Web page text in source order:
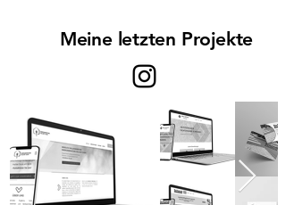
Meine letzten Projekte